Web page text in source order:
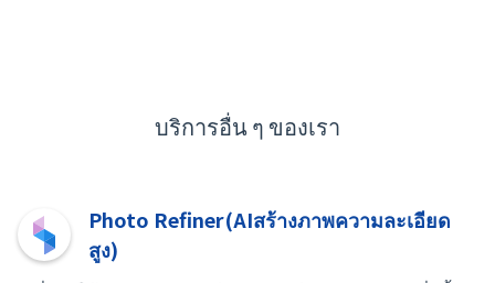
บริการอื่น ๆ ของเรา
Photo Refiner(AIสร้างภาพความละเอียด
สูง)